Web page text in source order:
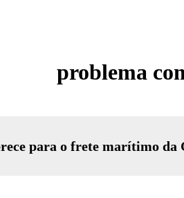
problema
para o frete marítimo da